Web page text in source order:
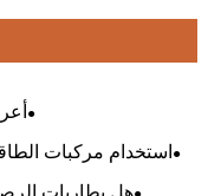
أعرض
استخدام مركبات الطاقة